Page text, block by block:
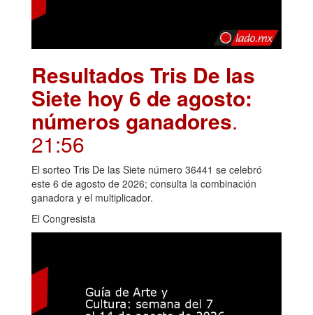
Resultados Tris De las
Siete hoy 6 de agosto:
números ganadores.
21:56
El sorteo Tris De las Siete número 36441 se celebró
este 6 de agosto de 2026; consulta la combinación
ganadora y el multiplicador.
El Congresista